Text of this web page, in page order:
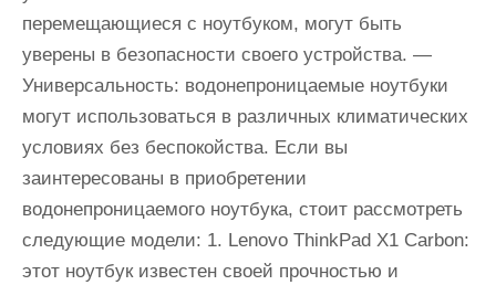
перемещающиеся с ноутбуком, могут быть
уверены в безопасности своего устройства. —
Универсальность: водонепроницаемые ноутбуки
могут использоваться в различных климатических
условиях без беспокойства. Если вы
заинтересованы в приобретении
водонепроницаемого ноутбука, стоит рассмотреть
следующие модели: 1. Lenovo ThinkPad X1 Carbon:
этот ноутбук известен своей прочностью и